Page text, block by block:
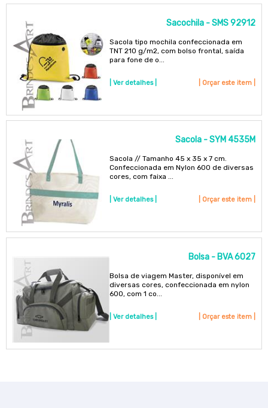
Sacochila - SMS 92912
Sacola tipo mochila confeccionada em
TNT 210 g/m2, com bolso frontal, saída
para fone de o...
| Ver detalhes | | Orçar este item |
Sacola - SYM 4535M
Sacola // Tamanho 45 x 35 x 7 cm.
Confeccionada em Nylon 600 de diversas
cores, com faixa ...
| Ver detalhes | | Orçar este item |
Bolsa - BVA 6027
Bolsa de viagem Master, disponível em
diversas cores, confeccionada em nylon
600, com 1 co...
| Ver detalhes | | Orçar este item |